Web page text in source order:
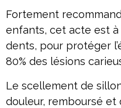
Fortement
enfants, cet acte est à
dents, pour protéger
80% des lésions
Le scellement de
douleur, remboursé et